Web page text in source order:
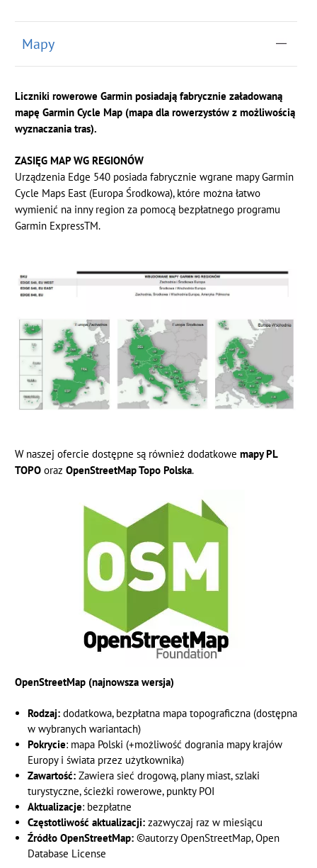
Mapy
Liczniki rowerowe Garmin posiadają fabrycznie załadowaną
mapę Garmin Cycle Map (mapa dla rowerzystów z możliwością
wyznaczania tras).
ZASIĘG MAP WG REGIONÓW
Urządzenia Edge 540 posiada fabrycznie wgrane mapy Garmin
Cycle Maps East (Europa Środkowa), które można łatwo
wymienić na inny region za pomocą bezpłatnego programu
Garmin ExpressTM.
W naszej ofercie dostępne są również dodatkowemapy PL
TOPO orazOpenStreetMap Topo Polska.
OpenStreetMap (najnowsza wersja)
Rodzaj:dodatkowa, bezpłatna mapa topograficzna (dostępna
w wybranych wariantach)
Pokrycie: mapa Polski (+możliwość dogrania mapy krajów
Europy i świata przez użytkownika)
Zawartość:Zawiera sieć drogową, plany miast, szlaki
turystyczne, ścieżki rowerowe, punkty POI
Aktualizacje: bezpłatne
Częstotliwość aktualizacji: zazwyczaj raz w miesiącu
Źródło OpenStreetMap:©autorzy OpenStreetMap, Open
Database License